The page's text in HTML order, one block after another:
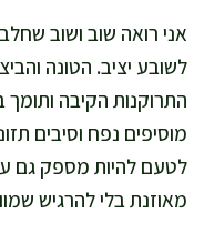
אני רואה שוב ושוב
לשובע יציב. הטונה
התרוקנות הקיבה ותומך
מוסיפים נפח וסיבים
לטעם להיות מספק גם
מאוזנת בלי להרגיש